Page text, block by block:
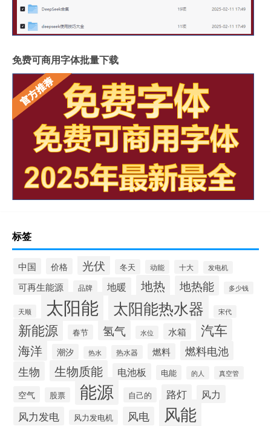
免费可商用字体批量下载
标签
中国 价格 光伏 冬天 动能 十大 发电机
可再生能源 品牌 地暖 地热 地热能 多少钱
天顺 太阳能 太阳能热水器 宋代
新能源 春节 氢气 水位 水箱 汽车
海洋 潮汐 热水 热水器 燃料
燃料电池
生物
生物质能 电池板 电能 的人 真空管
空气 股票 能源 自己的 路灯 风力
风力发电 风力发电机 风电 风能